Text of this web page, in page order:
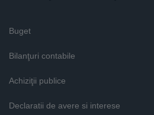
Buget
Bilanţuri contabile
Achiziţii publice
Declaratii de avere si interese